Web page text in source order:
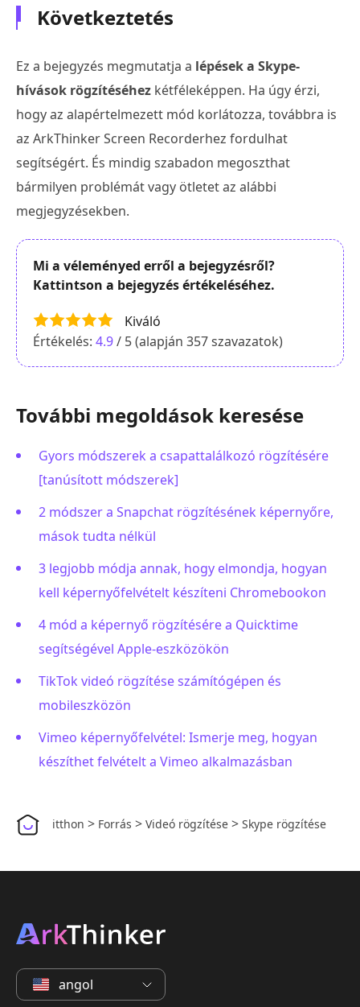
Következtetés
Ez a bejegyzés megmutatja a lépések a Skype-
hívások rögzítéséhez kétféleképpen. Ha úgy érzi,
hogy az alapértelmezett mód korlátozza, továbbra is
az ArkThinker Screen Recorderhez fordulhat
segítségért. És mindig szabadon megoszthat
bármilyen problémát vagy ötletet az alábbi
megjegyzésekben.
Mi a véleményed erről a bejegyzésről?
Kattintson a bejegyzés értékeléséhez.
Kiváló
Értékelés: 4.9/ 5 (alapján 357szavazatok)
További megoldások keresése
Gyors módszerek a csapattalálkozó rögzítésére
[tanúsított módszerek]
2 módszer a Snapchat rögzítésének képernyőre,
mások tudta nélkül
3 legjobb módja annak, hogy elmondja, hogyan
kell képernyőfelvételt készíteni Chromebookon
4 mód a képernyő rögzítésére a Quicktime
segítségével Apple-eszközökön
TikTok videó rögzítése számítógépen és
mobileszközön
Vimeo képernyőfelvétel: Ismerje meg, hogyan
készíthet felvételt a Vimeo alkalmazásban
itthon > Forrás > Videó rögzítése > Skype rögzítése
angol